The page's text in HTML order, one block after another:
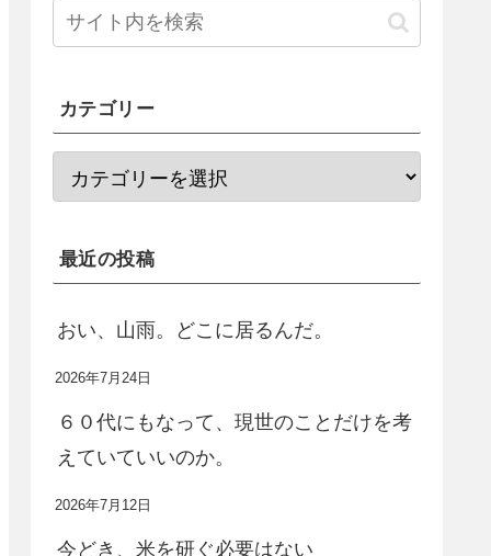
カテゴリー
最近の投稿
おい、山雨。どこに居るんだ。
2026年7月24日
６０代にもなって、現世のことだけを考
えていていいのか。
2026年7月12日
今どき、米を研ぐ必要はない